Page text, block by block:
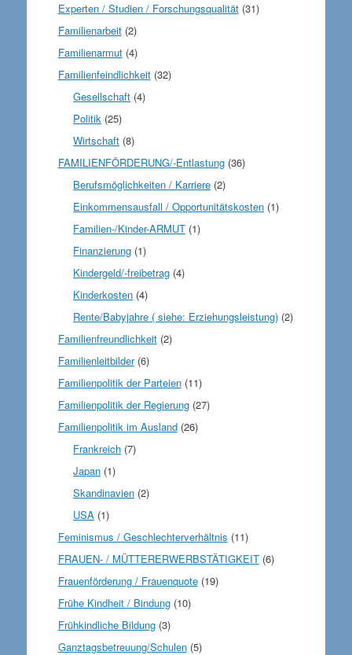
Experten / Studien / Forschungsqualität(31)
Familienarbeit(2)
Familienarmut(4)
Familienfeindlichkeit(32)
Gesellschaft (4)
Politik (25)
Wirtschaft (8)
FAMILIENFÖRDERUNG/-Entlastung(36)
Berufsmöglichkeiten / Karriere (2)
Einkommensausfall / Opportunitätskosten (1)
Familien-/Kinder-ARMUT (1)
Finanzierung (1)
Kindergeld/-freibetrag (4)
Kinderkosten (4)
Rente/Babyjahre ( siehe: Erziehungsleistung) (2)
Familienfreundlichkeit(2)
Familienleitbilder(6)
Familienpolitik der Parteien(11)
Familienpolitik der Regierung(27)
Familienpolitik im Ausland(26)
Frankreich (7)
Japan (1)
Skandinavien (2)
USA (1)
Feminismus / Geschlechterverhältnis (11)
FRAUEN- / MÜTTERERWERBSTÄTIGKEIT(6)
Frauenförderung / Frauenquote(19)
Frühe Kindheit / Bindung(10)
Frühkindliche Bildung(3)
Ganztagsbetreuung/Schulen(5)